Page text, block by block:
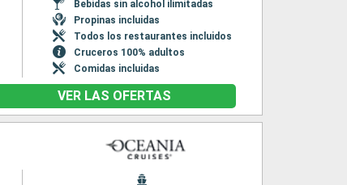
Bebidas sin alcohol ilimitadas
Propinas incluidas
Todos los restaurantes incluidos
Cruceros 100% adultos
Comidas incluidas
VER LAS OFERTAS